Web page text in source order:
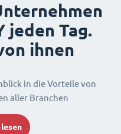
jeden Tag.
ihnen
in die Vorteile von
aller Branchen